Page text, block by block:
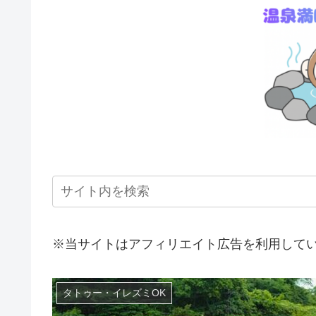
※当サイトはアフィリエイト広告を利用して
タトゥー・イレズミOK